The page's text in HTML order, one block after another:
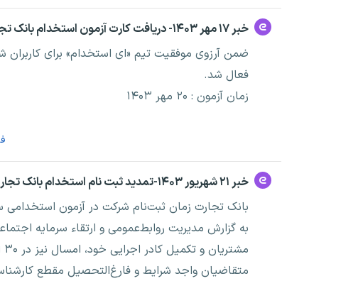
خبر ۱۷ مهر ۱۴۰۳- دریافت کارت آزمون استخدام بانک تجارت سال ۱۴۰۳
ضمن آرزوی موفقیت تیم «ای استخدام» برای کاربران
فعال شد.
زمان آزمون : ۲۰ مهر ۱۴۰۳
خبر ۲۱ شهریور ۱۴۰۳-تمدید ثبت نام استخدام بانک تجارت سال ۱۴۰۳
بانک تجارت زمان ثبت‌نام شرکت در آزمون استخدامی سال ۱۴۰۳ خود را تا پایان روز دوشنبه ۲۶ شهریورماه
به گزارش مدیریت روابط‌عمومی و ارتقاء سرمایه
مشتریان و تکمیل کادر اجرایی خود، امسال نیز در ۳۰ استان کشور نیروی انسانی استخدام می‌کند.
متقاضیان واجد شرایط و فارغ‌التحصیل مقطع